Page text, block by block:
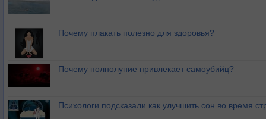
Почему плакать полезно для здоровья?
Почему полнолуние привлекает самоубийц?
Психологи подсказали как улучшить сон во время